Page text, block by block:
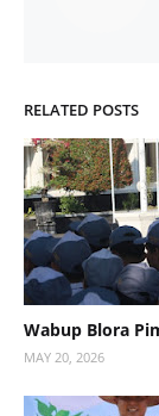
RELATED POSTS
Wabup Blora
MAY 20, 2026